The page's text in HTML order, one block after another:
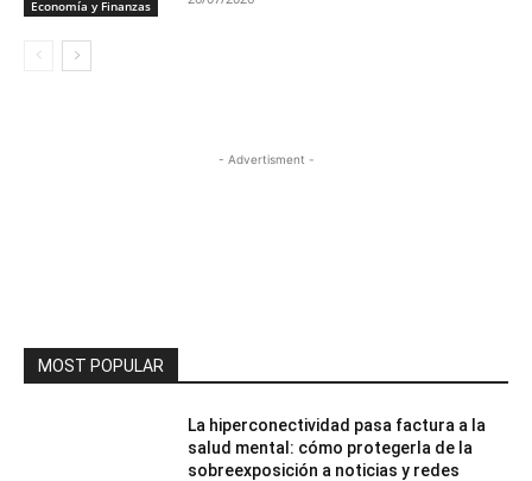
Economía y Finanzas
- Advertisment -
MOST POPULAR
La hiperconectividad pasa factura a la
salud mental: cómo protegerla de la
sobreexposición a noticias y redes